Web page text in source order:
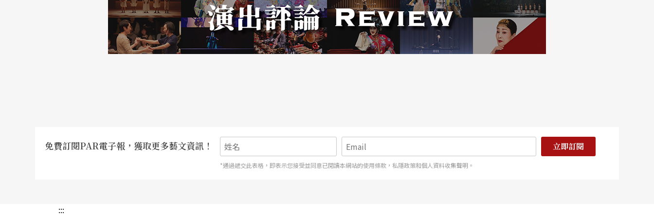
免費訂閱PAR電子報，獲取更多藝文資訊！ 立即訂閱
*通過遞交此表格，即表示您接受並同意已閱讀本網站的使用條款，私隱政策和個人資料收集聲明。
:::